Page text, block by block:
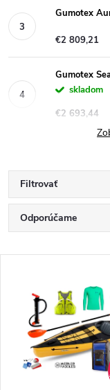
Gumotex
€2 809,21
Gumotex
skladom
€2 693,44
Filtrovať
R
a
n
Odporúčame
Najpredávanejšie
Abecedne